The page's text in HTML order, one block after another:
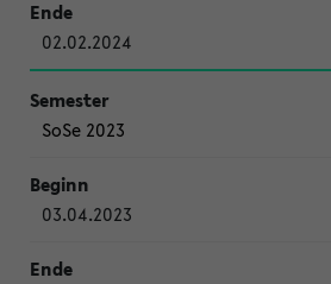
02.02.2024
SoSe 2023
03.04.2023